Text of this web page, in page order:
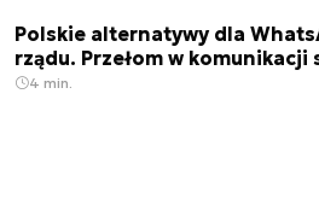
Polskie alternatywy dla
rządu. Przełom w komunikacji
4 min.